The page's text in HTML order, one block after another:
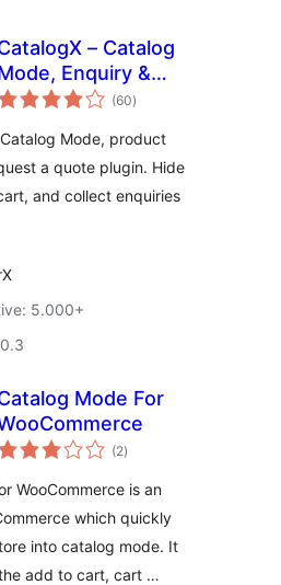
– Catalog
Enquiry &
for
(60total
aprecieri
)
Mode, product
a quote plugin. Hide
and collect enquiries
5.000+
Mode For
(2total
aprecieri
)
WooCommerce is an
which quickly
into catalog mode. It
add to cart, cart …